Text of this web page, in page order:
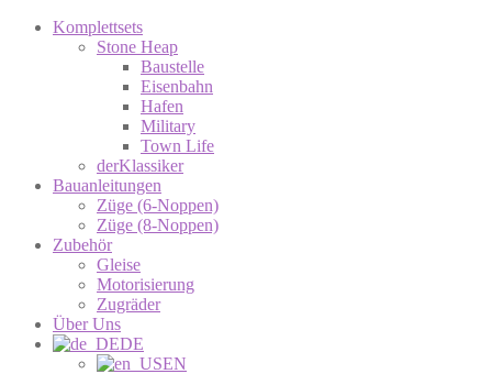
Komplettsets
Stone Heap
Baustelle
Eisenbahn
Hafen
Military
Town Life
derKlassiker
Bauanleitungen
Züge (6-Noppen)
Züge (8-Noppen)
Zubehör
Gleise
Motorisierung
Zugräder
Über Uns
DE
EN